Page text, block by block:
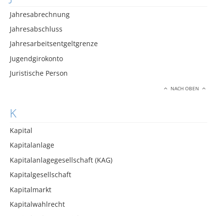
Jahresabrechnung
Jahresabschluss
Jahresarbeitsentgeltgrenze
Jugendgirokonto
Juristische Person
NACH OBEN
K
Kapital
Kapitalanlage
Kapitalanlagegesellschaft (KAG)
Kapitalgesellschaft
Kapitalmarkt
Kapitalwahlrecht